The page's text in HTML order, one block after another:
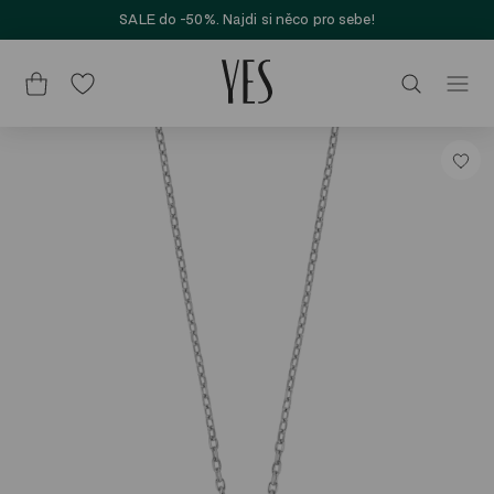
SALE do -50%. Najdi si něco pro sebe!